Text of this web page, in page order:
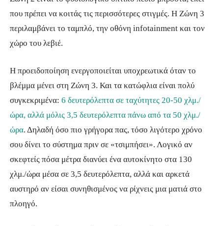
που πρέπει να κοιτάς τις περισσότερες στιγμές. Η Ζώνη 3
περιλαμβάνει το ταμπλό, την οθόνη infotainment και τον
χώρο του λεβιέ.
Η προειδοποίηση ενεργοποιείται υποχρεωτικά όταν το
βλέμμα μένει στη Ζώνη 3. Και τα κατώφλια είναι πολύ
συγκεκριμένα: 6 δευτερόλεπτα σε ταχύτητες 20-50 χλμ./
ώρα, αλλά μόλις 3,5 δευτερόλεπτα πάνω από τα 50 χλμ./
ώρα. Δηλαδή όσο πιο γρήγορα πας, τόσο λιγότερο χρόνο
σου δίνει το σύστημα πριν σε «τσιμπήσει». Λογικό αν
σκεφτείς πόσα μέτρα διανύει ένα αυτοκίνητο στα 130
χλμ./ώρα μέσα σε 3,5 δευτερόλεπτα, αλλά και αρκετά
αυστηρό αν είσαι συνηθισμένος να ρίχνεις μια ματιά στο
πλοηγό.